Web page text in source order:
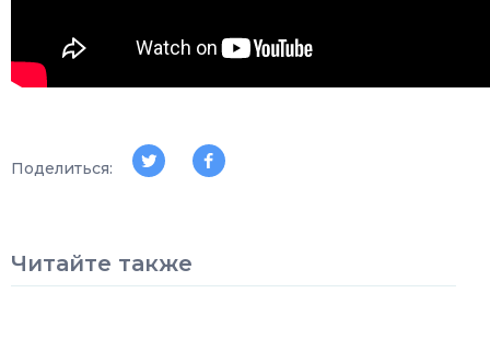
Поделиться:
Читайте также